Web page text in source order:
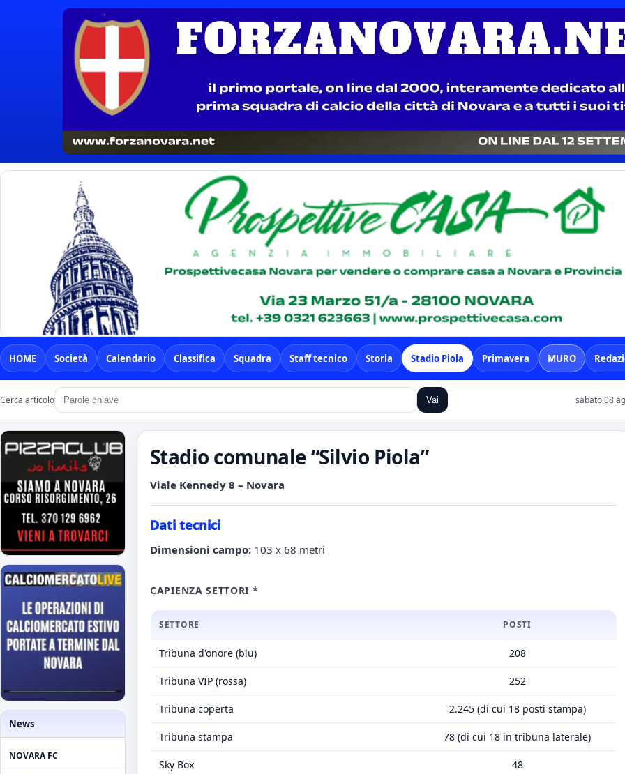
HOME Società Calendario Classifica Squadra Staff tecnico Storia Stadio Piola Primavera MURO
Cerca articolo Vai sabato 08
News
NOVARA FC
Stadio comunale “Silvio Piola”
Viale Kennedy 8 – Novara
Dati tecnici
Dimensioni campo: 103 x 68 metri
CAPIENZA SETTORI *
SETTORE POSTI
Tribuna d'onore (blu) 208
Tribuna VIP (rossa) 252
Tribuna coperta 2.245 (di cui 18 posti stampa)
Tribuna stampa 78 (di cui 18 in tribuna laterale)
Sky Box 48